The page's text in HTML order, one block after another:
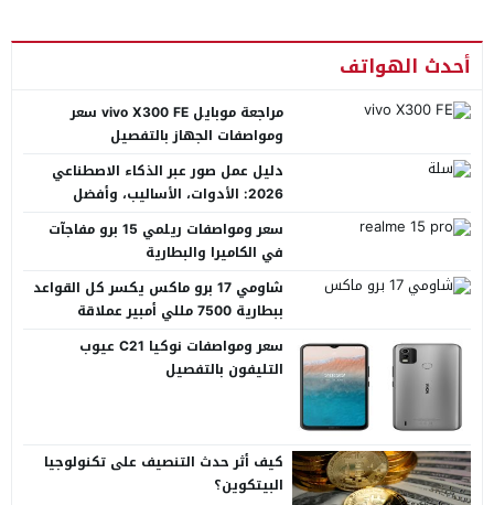
أحدث الهواتف
مراجعة موبايل vivo X300 FE سعر
ومواصفات الجهاز بالتفصيل
دليل عمل صور عبر الذكاء الاصطناعي
2026: الأدوات، الأساليب، وأفضل
سعر ومواصفات ريلمي 15 برو مفاجآت
في الكاميرا والبطارية
شاومي 17 برو ماكس يكسر كل القواعد
ببطارية 7500 مللي أمبير عملاقة
سعر ومواصفات نوكيا C21 عيوب
التليفون بالتفصيل
كيف أثر حدث التنصيف على تكنولوجيا
البيتكوين؟